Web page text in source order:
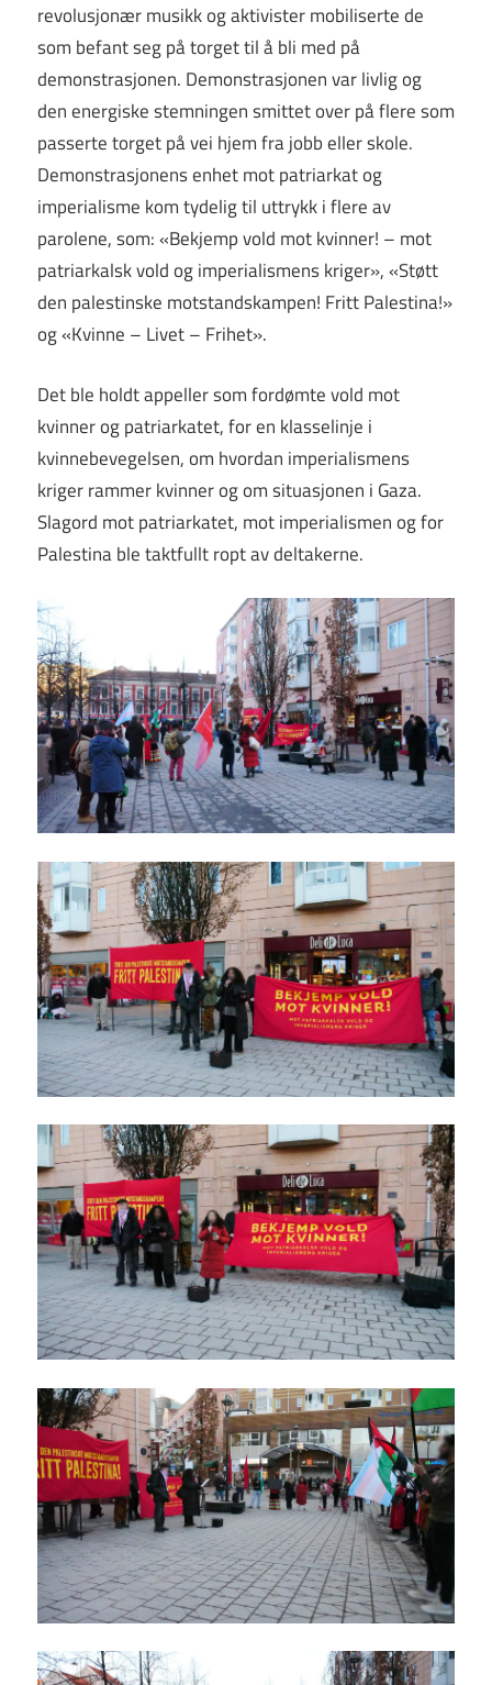
revolusjonær musikk og aktivister mobiliserte de
som befant seg på torget til å bli med på
demonstrasjonen. Demonstrasjonen var livlig og
den energiske stemningen smittet over på flere som
passerte torget på vei hjem fra jobb eller skole.
Demonstrasjonens enhet mot patriarkat og
imperialisme kom tydelig til uttrykk i flere av
parolene, som: «Bekjemp vold mot kvinner! – mot
patriarkalsk vold og imperialismens kriger», «Støtt
den palestinske motstandskampen! Fritt Palestina!»
og «Kvinne – Livet – Frihet».
Det ble holdt appeller som fordømte vold mot
kvinner og patriarkatet, for en klasselinje i
kvinnebevegelsen, om hvordan imperialismens
kriger rammer kvinner og om situasjonen i Gaza.
Slagord mot patriarkatet, mot imperialismen og for
Palestina ble taktfullt ropt av deltakerne.